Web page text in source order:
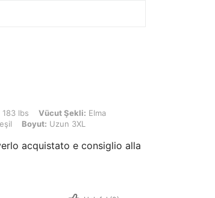
Elma, Büst: 138 cm / 54.3 in, Bel: 92 cm / 36 in, KALÇA:
lbs Vücut Şekli: Elma
Boyut: Uzun 3XL
acquistato e consiglio alla